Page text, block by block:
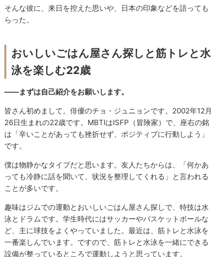
そんな彼に、来日を控えた思いや、日本の印象などを語っても
らった。
おいしいごはん屋さん探しと筋トレと水
泳を楽しむ22歳
――まずは自己紹介をお願いします。
皆さん初めまして。俳優のチョ・ジュニョンです。2002年12月
26日生まれの22歳です。MBTIはISFP（冒険家）で、座右の銘
は「辛いことがあっても挫折せず、ポジティブに行動しよう」
です。
僕は物静かなタイプだと思います。友人たちからは、「何かあ
っても冷静に話を聞いて、状況を整理してくれる」と言われる
ことが多いです。
趣味はジムでの運動とおいしいごはん屋さん探しで、特技は水
泳とドラムです。学生時代にはサッカーやバスケットボールな
ど、主に球技をよくやっていました。最近は、筋トレと水泳を
一番楽しんでいます。ですので、筋トレと水泳を一緒にできる
設備が整っているところで運動しようと思っています。